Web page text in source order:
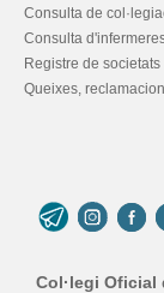
Consulta de
Consulta
Registre de societats
Queixes,
Col·legi Oficial